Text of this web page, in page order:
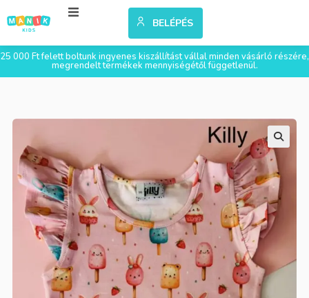
BELÉPÉS
25 000 Ft felett boltunk ingyenes kiszállítást vállal minden vásárló részére,
megrendelt termékek mennyiségétől függetlenül.